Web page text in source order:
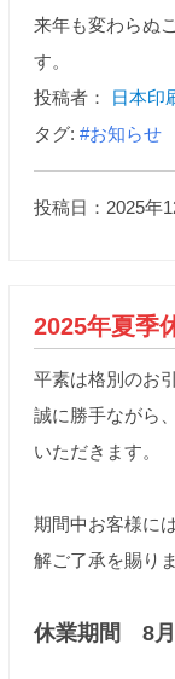
来年も変わらぬ
す。
投稿者：
日本印
タグ: #お知らせ
投稿日：2025年
2025年夏季
平素は格別のお
誠に勝手ながら
いただきます。
期間中お客様に
解ご了承を賜り
休業期間 8月